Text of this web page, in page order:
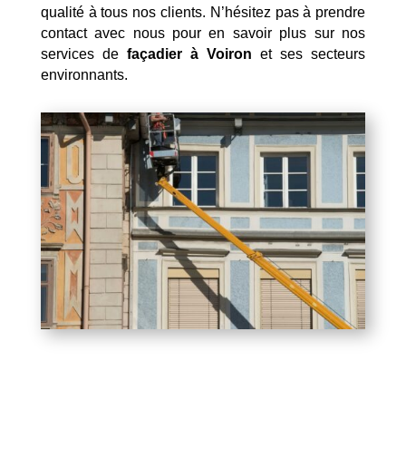
qualité à tous nos clients. N’hésitez pas à prendre
contact avec nous pour en savoir plus sur nos
services de façadier à Voiron et ses secteurs
environnants.